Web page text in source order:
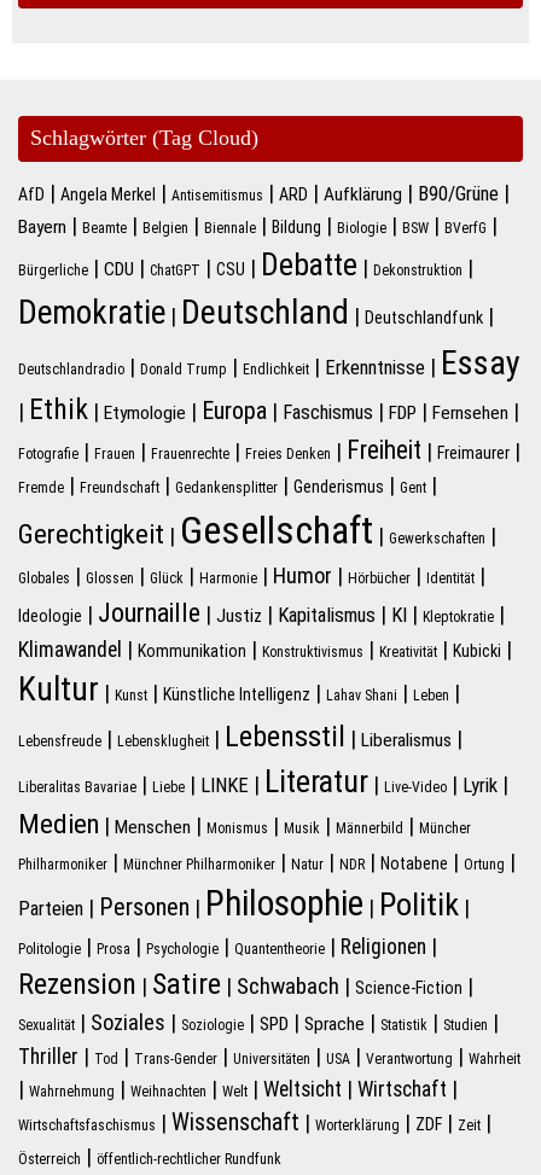
Schlagwörter (Tag Cloud)
AfD | Angela Merkel | Antisemitismus | ARD | Aufklärung | B90/Grüne |
Bayern | Beamte | Belgien | Biennale | Bildung | Biologie | BSW | BVerfG |
Bürgerliche | CDU | ChatGPT | CSU | Debatte | Dekonstruktion |
Demokratie | Deutschland | Deutschlandfunk |
Deutschlandradio | Donald Trump | Endlichkeit | Erkenntnisse | Essay
| Ethik | Etymologie | Europa | Faschismus | FDP | Fernsehen |
Fotografie | Frauen | Frauenrechte | Freies Denken | Freiheit | Freimaurer |
Fremde | Freundschaft | Gedankensplitter | Genderismus | Gent |
Gerechtigkeit | Gesellschaft | Gewerkschaften |
Globales | Glossen | Glück | Harmonie | Humor | Hörbücher | Identität |
Ideologie | Journaille | Justiz | Kapitalismus | KI | Kleptokratie |
Klimawandel | Kommunikation | Konstruktivismus | Kreativität | Kubicki |
Kultur | Kunst | Künstliche Intelligenz | Lahav Shani | Leben |
Lebensfreude | Lebensklugheit | Lebensstil | Liberalismus |
Liberalitas Bavariae | Liebe | LINKE | Literatur | Live-Video | Lyrik |
Medien | Menschen | Monismus | Musik | Männerbild | Müncher
Philharmoniker | Münchner Philharmoniker | Natur | NDR | Notabene | Ortung |
Parteien | Personen | Philosophie | Politik |
Politologie | Prosa | Psychologie | Quantentheorie | Religionen |
Rezension | Satire | Schwabach | Science-Fiction |
Sexualität | Soziales | Soziologie | SPD | Sprache | Statistik | Studien |
Thriller | Tod | Trans-Gender | Universitäten | USA | Verantwortung | Wahrheit
| Wahrnehmung | Weihnachten | Welt | Weltsicht | Wirtschaft |
Wirtschaftsfaschismus | Wissenschaft | Worterklärung | ZDF | Zeit |
Österreich | öffentlich-rechtlicher Rundfunk